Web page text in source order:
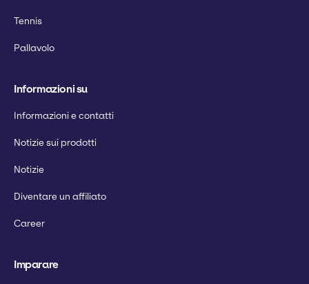
Tennis
Pallavolo
Informazioni su
Informazioni e contatti
Notizie sui prodotti
Notizie
Diventare un affiliato
Career
Imparare